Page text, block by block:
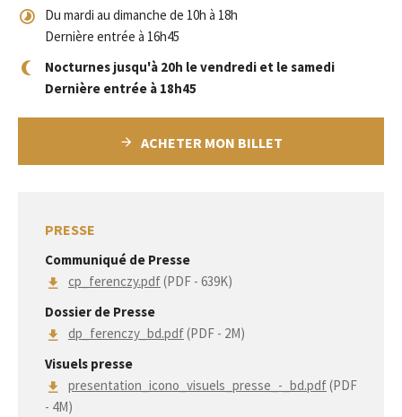
Du mardi au dimanche de 10h à 18h
Dernière entrée à 16h45
Nocturnes jusqu'à 20h le vendredi et le samedi
Dernière entrée à 18h45
ACHETER MON BILLET
PRESSE
Communiqué de Presse
cp_ferenczy.pdf(PDF - 639K)
Dossier de Presse
dp_ferenczy_bd.pdf(PDF - 2M)
Visuels presse
presentation_icono_visuels_presse_-_bd.pdf(PDF
- 4M)